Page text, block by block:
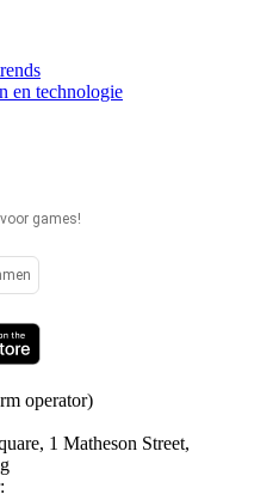
en technologie
games!
operator)
1 Matheson Street,